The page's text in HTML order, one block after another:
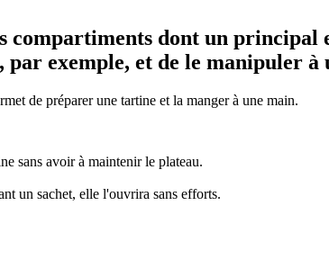
compartiments dont un principal
exemple, et de le manipuler à
de préparer une tartine et la manger à une main.
sans avoir à maintenir le plateau.
un sachet, elle l'ouvrira sans efforts.